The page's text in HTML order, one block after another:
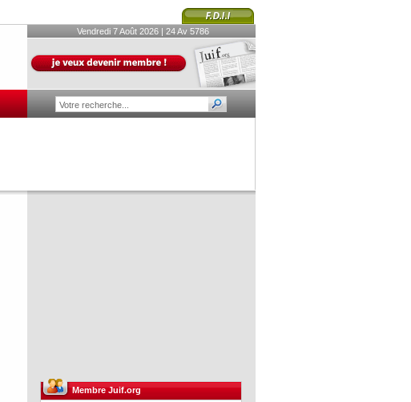
Vendredi 7 Août 2026 | 24 Av 5786
Membre Juif.org